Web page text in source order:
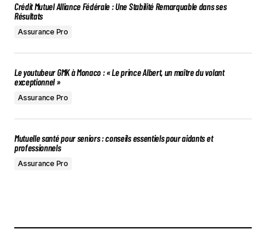
Crédit Mutuel Alliance Fédérale : Une Stabilité Remarquable dans ses
Résultats
Assurance Pro
Le youtubeur GMK à Monaco : « Le prince Albert, un maître du volant
exceptionnel »
Assurance Pro
Mutuelle santé pour seniors : conseils essentiels pour aidants et
professionnels
Assurance Pro